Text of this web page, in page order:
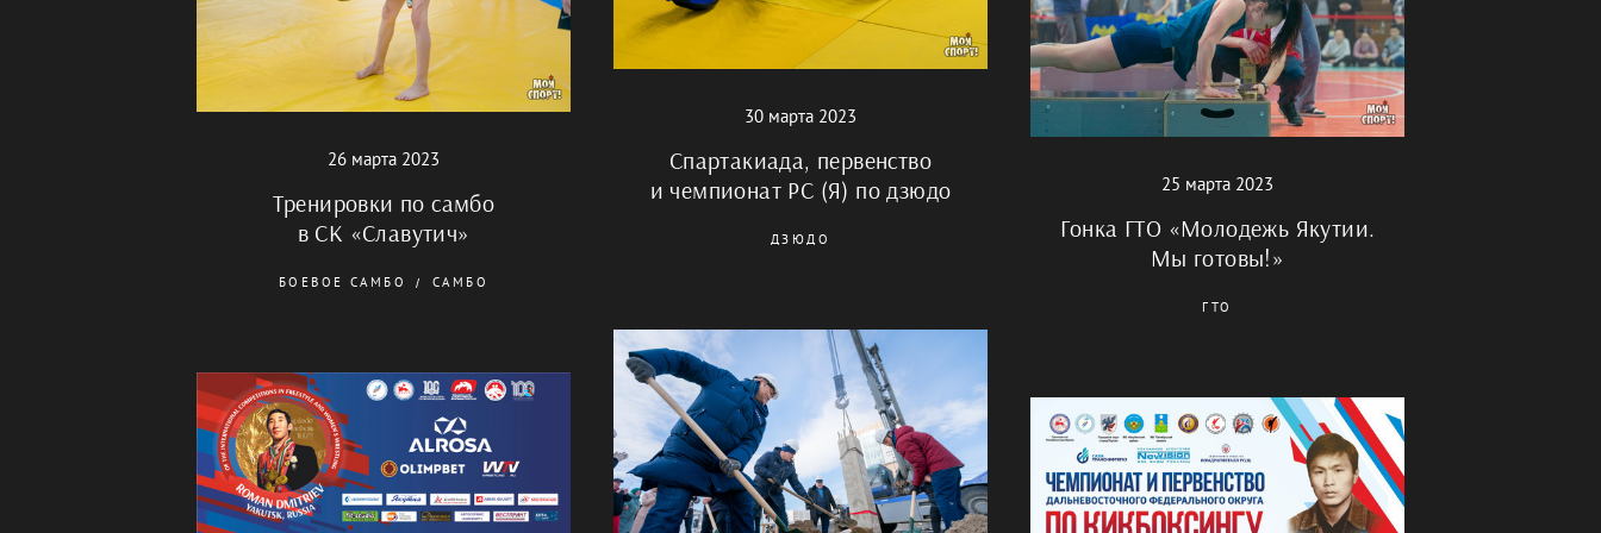
30 марта 2023
Спартакиада, первенство
и чемпионат РС (Я) по дзюдо
ДЗЮДО
26 марта 2023
Тренировки по самбо
в СК «Славутич»
БОЕВОЕ САМБО САМБО
25 марта 2023
Гонка ГТО «Молодежь Якутии.
Мы готовы!»
ГТО